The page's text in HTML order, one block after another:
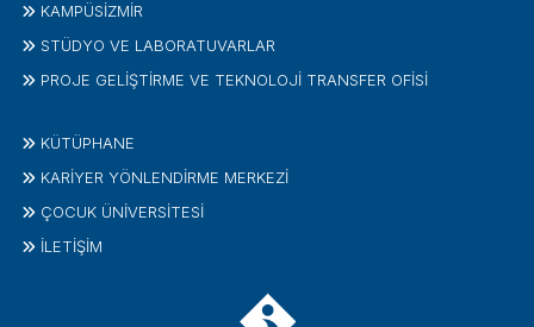
KAMPÜSİZMIR
STÜDYO VE LABORATUVARLAR
PROJE GELIŞTIRME VE TEKNOLOJI TRANSFER OFISI
KÜTÜPHANE
KARİYER YÖNLENDİRME MERKEZİ
ÇOCUK ÜNIVERSITESI
İLETIŞIM